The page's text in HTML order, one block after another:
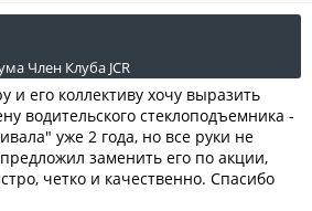
Член Клуба JCR
и его коллективу хочу выразить
водительского стеклоподъемника -
уже 2 года, но все руки не
заменить его по акции,
четко и качественно. Спасибо